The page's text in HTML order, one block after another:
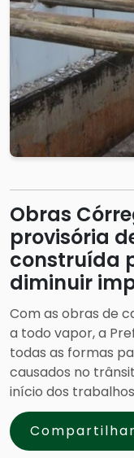
Obras
provisória
construída
diminuir
Com as obras de
a todo vapor, a
todas as formas
causados no
início dos
Compartilhar